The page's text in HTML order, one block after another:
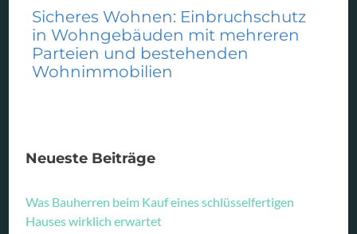
Sicheres Wohnen: Einbruchschutz
in Wohngebäuden mit mehreren
Parteien und bestehenden
Wohnimmobilien
Neueste Beiträge
Was Bauherren beim Kauf eines schlüsselfertigen
Hauses wirklich erwartet